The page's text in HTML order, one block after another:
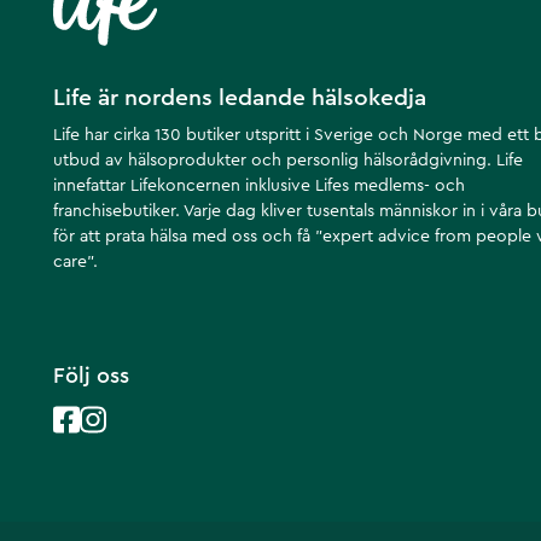
Life är nordens ledande hälsokedja
Life har cirka 130 butiker utspritt i Sverige och Norge med ett
utbud av hälsoprodukter och personlig hälsorådgivning. Life
innefattar Lifekoncernen inklusive Lifes medlems- och
franchisebutiker. Varje dag kliver tusentals människor in i våra
för att prata hälsa med oss och få ”expert advice from people
care”.
Följ oss